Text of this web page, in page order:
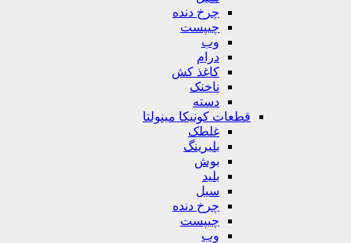
چرخ دنده
چیپست
وب
درام
کاغذ کش
ناخنک
دسته
قطعات کونیکا مینولتا
غلطک
بلبرینگ
بوش
بلید
سیل
چرخ دنده
چیپست
وب